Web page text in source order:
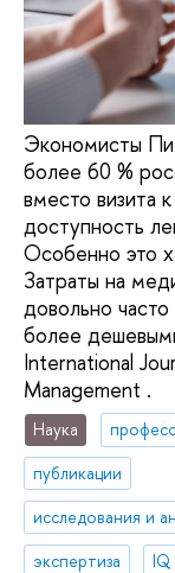
Экономисты
более 60 %
вместо визита
доступность
Особенно это
Затраты на
довольно
более
International
Management .
Наука
публикации
исследования и
экспертиза
IQ